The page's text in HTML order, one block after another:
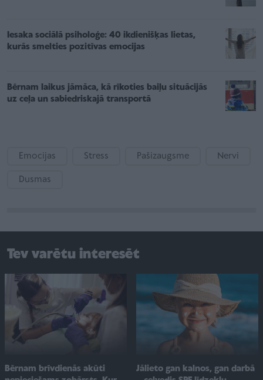
Iesaka sociālā psiholoģe: 40 ikdienišķas lietas,
kurās smelties pozitīvas emocijas
Bērnam laikus jāmāca, kā rīkoties baiļu situācijās
uz ceļa un sabiedriskajā transportā
Emocijas Stress Pašizaugsme Nervi
Dusmas
Tev varētu interesēt
Bērnam brīvdienās akūti
Jālieto gan kalnos, gan darbā